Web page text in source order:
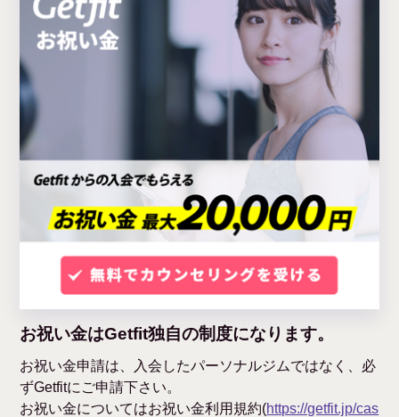
お祝い金はGetfit独自の制度になります。
お祝い金申請は、入会したパーソナルジムではなく、必
ずGetfitにご申請下さい。
お祝い金についてはお祝い金利用規約(https://getfit.jp/cas